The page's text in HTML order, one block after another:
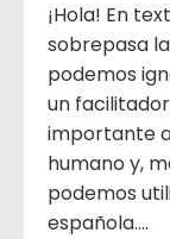
¡Hola! En
sobrepasa
podemos
un
importante
humano y,
podemos
española....